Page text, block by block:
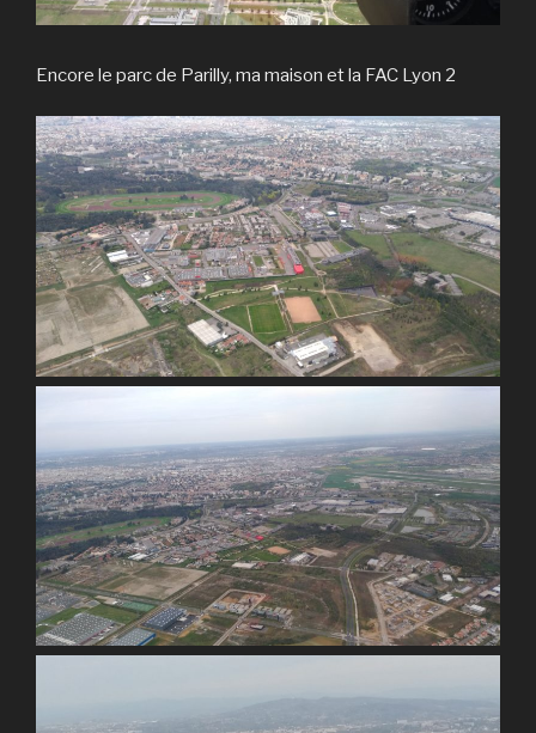
Encore le parc de Parilly, ma maison et la FAC Lyon 2